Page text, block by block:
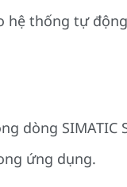
hệ thống tự
dòng SIMATIC
ứng dụng.